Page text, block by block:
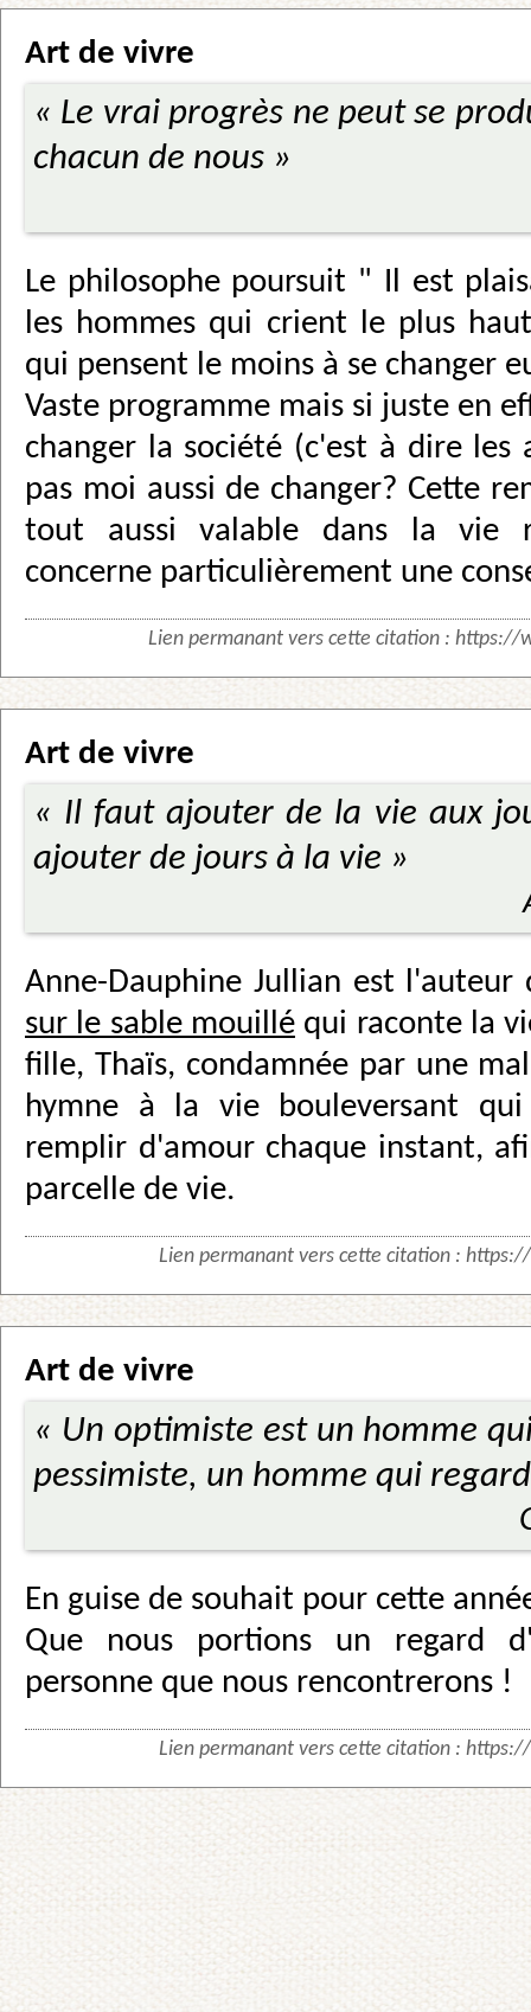
Art de vivre
« Le vrai progrès ne peut se
chacun de nous »
Le philosophe poursuit " Il est
les hommes qui crient le plus
qui pensent le moins à se changer
Vaste programme mais si juste en
changer la société (c'est à dire les
pas moi aussi de changer? Cette
tout aussi valable dans la vie
concerne particulièrement une
Lien permanant vers cette citation : https://
Art de vivre
« Il faut ajouter de la vie aux
ajouter de jours à la vie »
Anne-Dauphine Jullian est
sur le sable mouilléqui raconte la
fille, Thaïs, condamnée par une
hymne à la vie bouleversant
remplir d'amour chaque instant,
parcelle de vie.
Lien permanant vers cette citation :
Art de vivre
« Un optimiste est un homme
pessimiste, un homme qui
En guise de souhait pour cette
Que nous portions un regard
personne que nous rencontrerons !
Lien permanant vers cette citation :